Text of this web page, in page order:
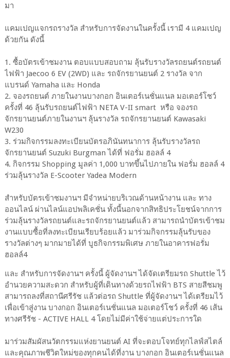
มา
แคมเปญแจกรถรางวัล สำหรับการจัดงานในครั้งนี้ เรามี 4 แคมเปญ
ด้วยกัน ดังนี้
1. ซื้อบัตรเข้าชมงาน ตอบแบบสอบถาม ลุ้นรับรางวัลรถยนต์รถยนต์
ไฟฟ้า Jaecoo 6 EV (2WD) และ รถจักรยานยนต์ 2 รางวัล จาก
แบรนด์ Yamaha และ Honda
2. จองรถยนต์ ภายในงานบางกอก อินเตอร์เนชั่นแนล มอเตอร์โชว์
ครั้งที่ 46 ลุ้นรับรถยนต์ไฟฟ้า NETA V-II smart หรือ จองรถ
จักรยานยนต์ภายในงานฯ ลุ้นรางวัล รถจักรยานยนต์ Kawasaki
W230
3. ร่วมกิจกรรมลงทะเบียนบัตรอภินันทนาการ ลุ้นรับรางวัลรถ
จักรยานยนต์ Suzuki Burgman ได้ที่ ฟอรั่ม ฮอลล์ 4
4. กิจกรรม Shopping มูลค่า 1,000 บาทขึ้นไปภายใน ฟอรั่ม ฮอลล์ 4
ร่วมลุ้นรางวัล E-Scooter Yadea Modern
สำหรับบัตรเข้าชมงานฯ มีจำหน่ายบริเวณด้านหน้างาน และ ทาง
ออนไลน์ ผ่านไลน์แอปพลิเคชั่น ทั้งนี้นอกจากสิทธิประโยชน์จากการ
ร่วมลุ้นรางวัลรถยนต์และรถจักรยานยนต์แล้ว สามารถนำบัตรเข้าชม
งานแบบซื้อที่ลงทะเบียนเรียบร้อยแล้ว มาร่วมกิจกรรมลุ้นรับของ
รางวัลต่างๆ มากมายได้ที่ บูธกิจกรรมพิเศษ ภายในอาคารฟอรั่ม
ฮอลล์4
และ สำหรับการจัดงานฯ ครั้งนี้ ผู้จัดงานฯ ได้จัดเตรียมรถ Shuttle ไว้
อำนวยความสะดวก สำหรับผู้ที่เดินทางด้วยรถไฟฟ้า BTS สายสีชมพู
สามารถลงที่สถานีศรีรัช แล้วต่อรถ Shuttle ที่ผู้จัดงานฯ ได้เตรียมไว้
เพื่อเข้าสู่งาน บางกอก อินเตอร์เนชั่นแนล มอเตอร์โชว์ ครั้งที่ 46 เส้น
ทางศรีรัช - ACTIVE HALL 4 โดยไม่มีค่าใช้จ่ายแต่ประการใด
มาร่วมสัมผัสนวัตกรรมแห่งยานยนต์ AI ที่จะตอบโจทย์ทุกไลฟ์สไตล์
และคุณภาพชีวิตใหม่ของทุกคนได้ที่งาน บางกอก อินเตอร์เนชั่นแนล